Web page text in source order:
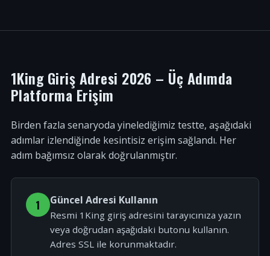
1King Giriş Adresi 2026 – Üç Adımda
Platforma Erişim
Birden fazla senaryoda yinelediğimiz testte, aşağıdaki
adımlar izlendiğinde kesintisiz erişim sağlandı. Her
adım bağımsız olarak doğrulanmıştır.
1 Güncel Adresi Kullanın
Resmi 1King giriş adresini tarayıcınıza yazın
veya doğrudan aşağıdaki butonu kullanın.
Adres SSL ile korunmaktadır.